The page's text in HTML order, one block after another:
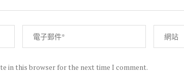
in this browser for the next time I comment.